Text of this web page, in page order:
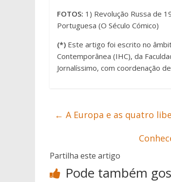
FOTOS: 1) Revolução Russa de
Portuguesa (O Século Cómico)
(*) Este artigo foi escrito no
Contemporânea (IHC), da
Jornalíssimo, com coordenação
← A Europa e as quatro
Partilha este artigo
Pode também